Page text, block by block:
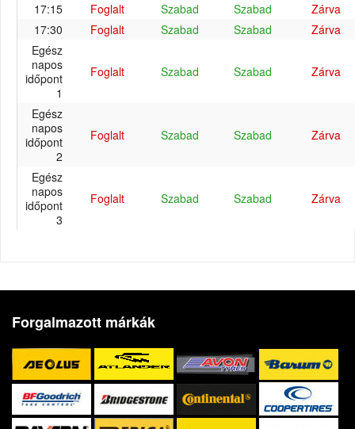
17:15
Foglalt Szabad Szabad
Zárva
17:30
Foglalt Szabad Szabad
Zárva
Egész
napos
időpont
1
Foglalt Szabad Szabad Zárva
Egész
napos
időpont
2
Foglalt Szabad Szabad Zárva
Egész
napos
időpont
3
Foglalt Szabad Szabad Zárva
Forgalmazott márkák